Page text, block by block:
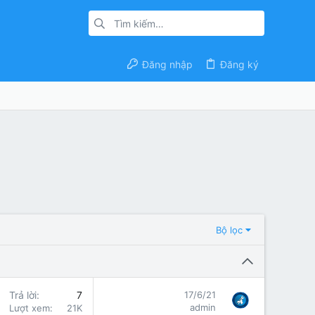
Đăng nhập Đăng ký
Bộ lọc
Trả lời 7
Lượt xem 21K
17/6/21
admin